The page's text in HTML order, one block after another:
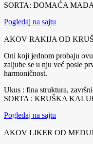
SORTA: DOMAĆA
Pogledaj na sajtu
AKOV RAKIJA OD
Oni koji jednom probaju
zaljube se u nju već posle
harmoničnost.
Ukus : fina struktura,
SORTA : KRUŠKA
Pogledaj na sajtu
AKOV LIKER OD